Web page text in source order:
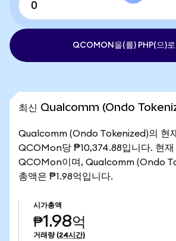
QCOMON을(를) PHP(으)
최신 Qualcomm (Ondo
Qualcomm (Ondo Tokenized)의 현
QCOMon당 ₱10,374.88입니다. 현재
QCOMon이며, Qualcomm (Ondo
총액은 ₱1.98억입니다.
시가총액
₱1.98억
거래량 (24시간)